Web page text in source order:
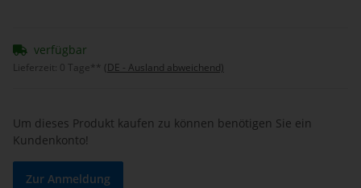
verfügbar
Lieferzeit: 0 Tage** (DE - Ausland abweichend)
Um dieses Produkt kaufen zu können benötigen Sie ein
Kundenkonto!
Zur Anmeldung